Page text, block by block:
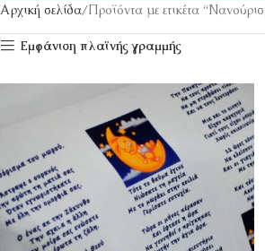
Αρχική σελίδα Προϊόντα με ετικέτα
Εμφάνιση πλαϊνής γραμμής